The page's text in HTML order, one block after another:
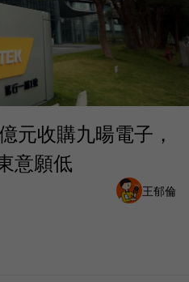
元收購九暘電子，
意願低
王郁倫